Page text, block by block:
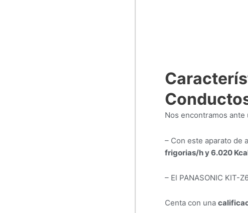
Nos encontramos ante
– Con este aparato de
frigorias/h y 6.020
– El PANASONIC KIT-
Centa con una